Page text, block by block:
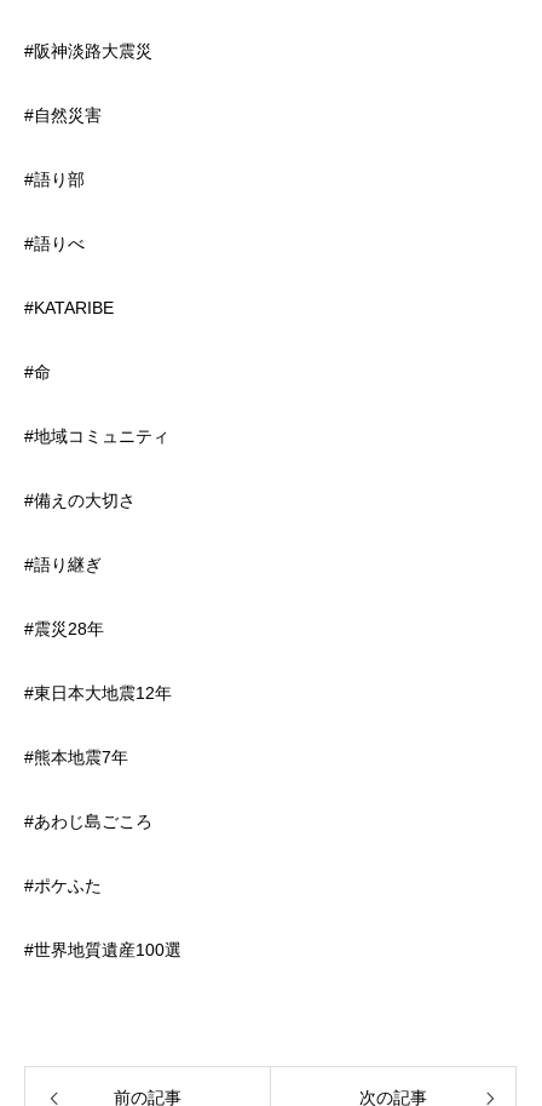
#阪神淡路大震災
#自然災害
#語り部
#語りべ
#KATARIBE
#命
#地域コミュニティ
#備えの大切さ
#語り継ぎ
#震災28年
#東日本大地震12年
#熊本地震7年
#あわじ島ごころ
#ポケふた
#世界地質遺産100選
前の記事 次の記事